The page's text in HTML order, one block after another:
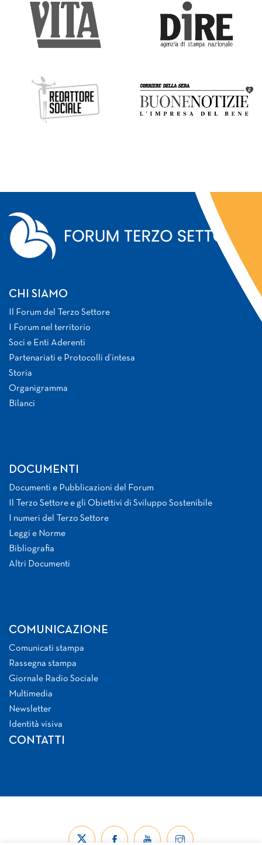
CHI SIAMO
Il Forum del Terzo Settore
I Forum nel territorio
Soci e Enti Aderenti
Partenariati e Protocolli d’intesa
Storia
Organigramma
Bilanci
DOCUMENTI
Documenti e Pubblicazioni del Forum
Il Terzo Settore e gli Obiettivi di Sviluppo Sostenibile
I numeri del Terzo Settore
Leggi e Norme
Bibliografia
Altri Documenti
COMUNICAZIONE
Comunicati stampa
Rassegna stampa
Giornale Radio Sociale
Multimedia
Newsletter
Identità visiva
CONTATTI